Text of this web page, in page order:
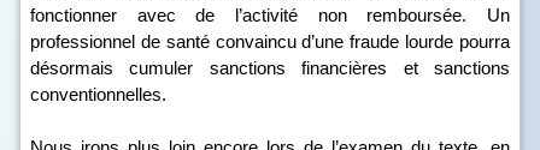
fonctionner avec de l’activité non remboursée. Un
professionnel de santé convaincu d’une fraude lourde pourra
désormais cumuler sanctions financières et sanctions
conventionnelles.